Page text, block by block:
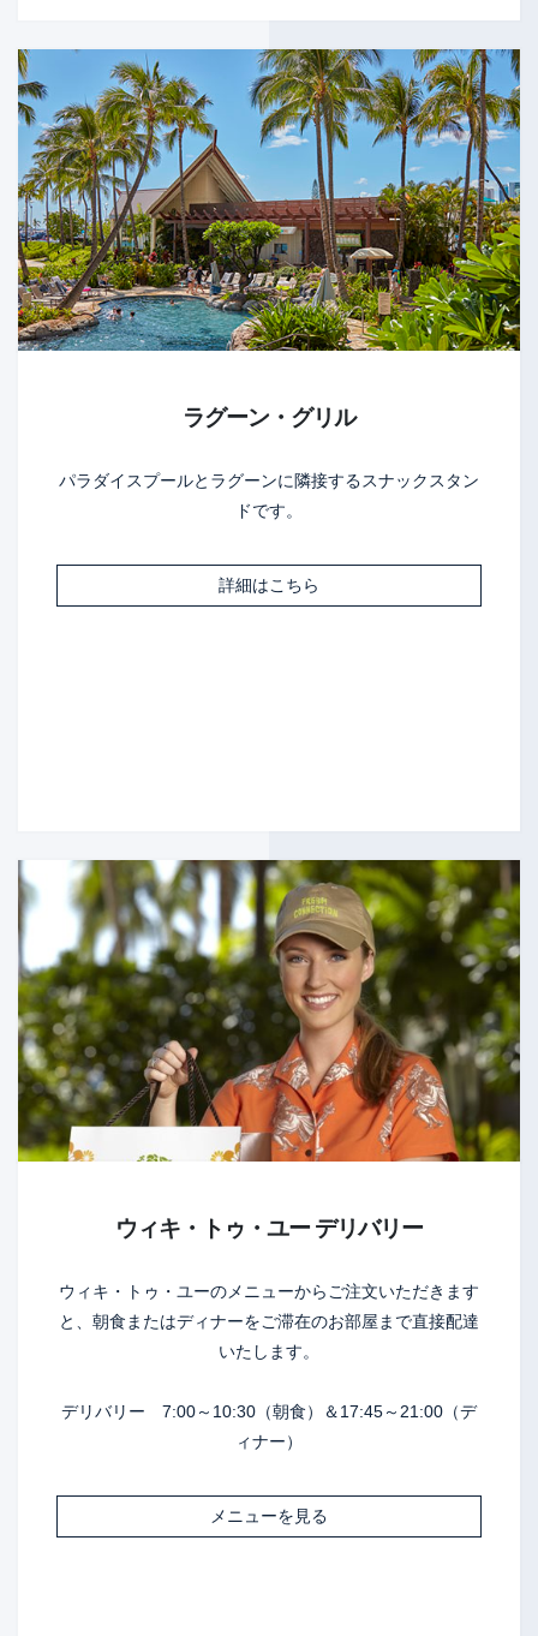
ラグーン・グリル
パラダイスプールとラグーンに隣接するスナックスタン
ドです。
詳細はこちら
ウィキ・トゥ・ユー デリバリー
ウィキ・トゥ・ユーのメニューからご注文いただきます
と、朝食またはディナーをご滞在のお部屋まで直接配達
いたします。
デリバリー 7:00～10:30（朝食）＆17:45～21:00（デ
ィナー）
メニューを見る